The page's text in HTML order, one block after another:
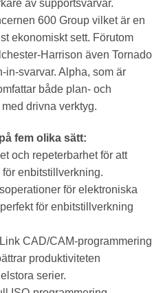
av supportsvarvar.
600 Group vilket är en
ekonomiskt sett. Förutom
Harrison även Tornado
in-svarvar. Alpha, som är
både plan- och
drivna verktyg.
fem olika sätt:
och repeterbarhet för att
enbitstillverkning.
för elektroniska
för enbitstillverkning
CAD/CAM-programmering
produktiviteten
serier.